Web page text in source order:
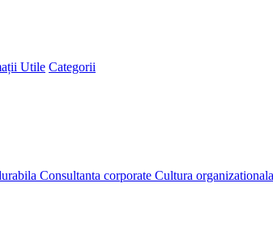
Utile Categorii
Consultanta corporate Cultura organizationala